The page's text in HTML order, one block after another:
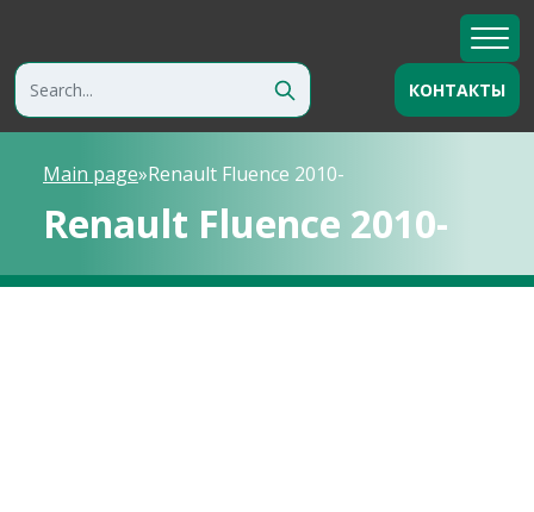
КОНТАКТЫ
Main page»Renault Fluence 2010-
Renault Fluence 2010-